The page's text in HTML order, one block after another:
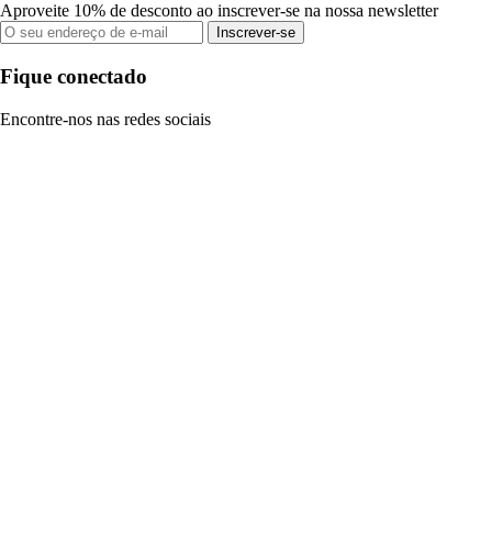
Aproveite 10% de desconto ao inscrever-se na nossa newsletter
Inscrever-se
Fique conectado
Encontre-nos nas redes sociais